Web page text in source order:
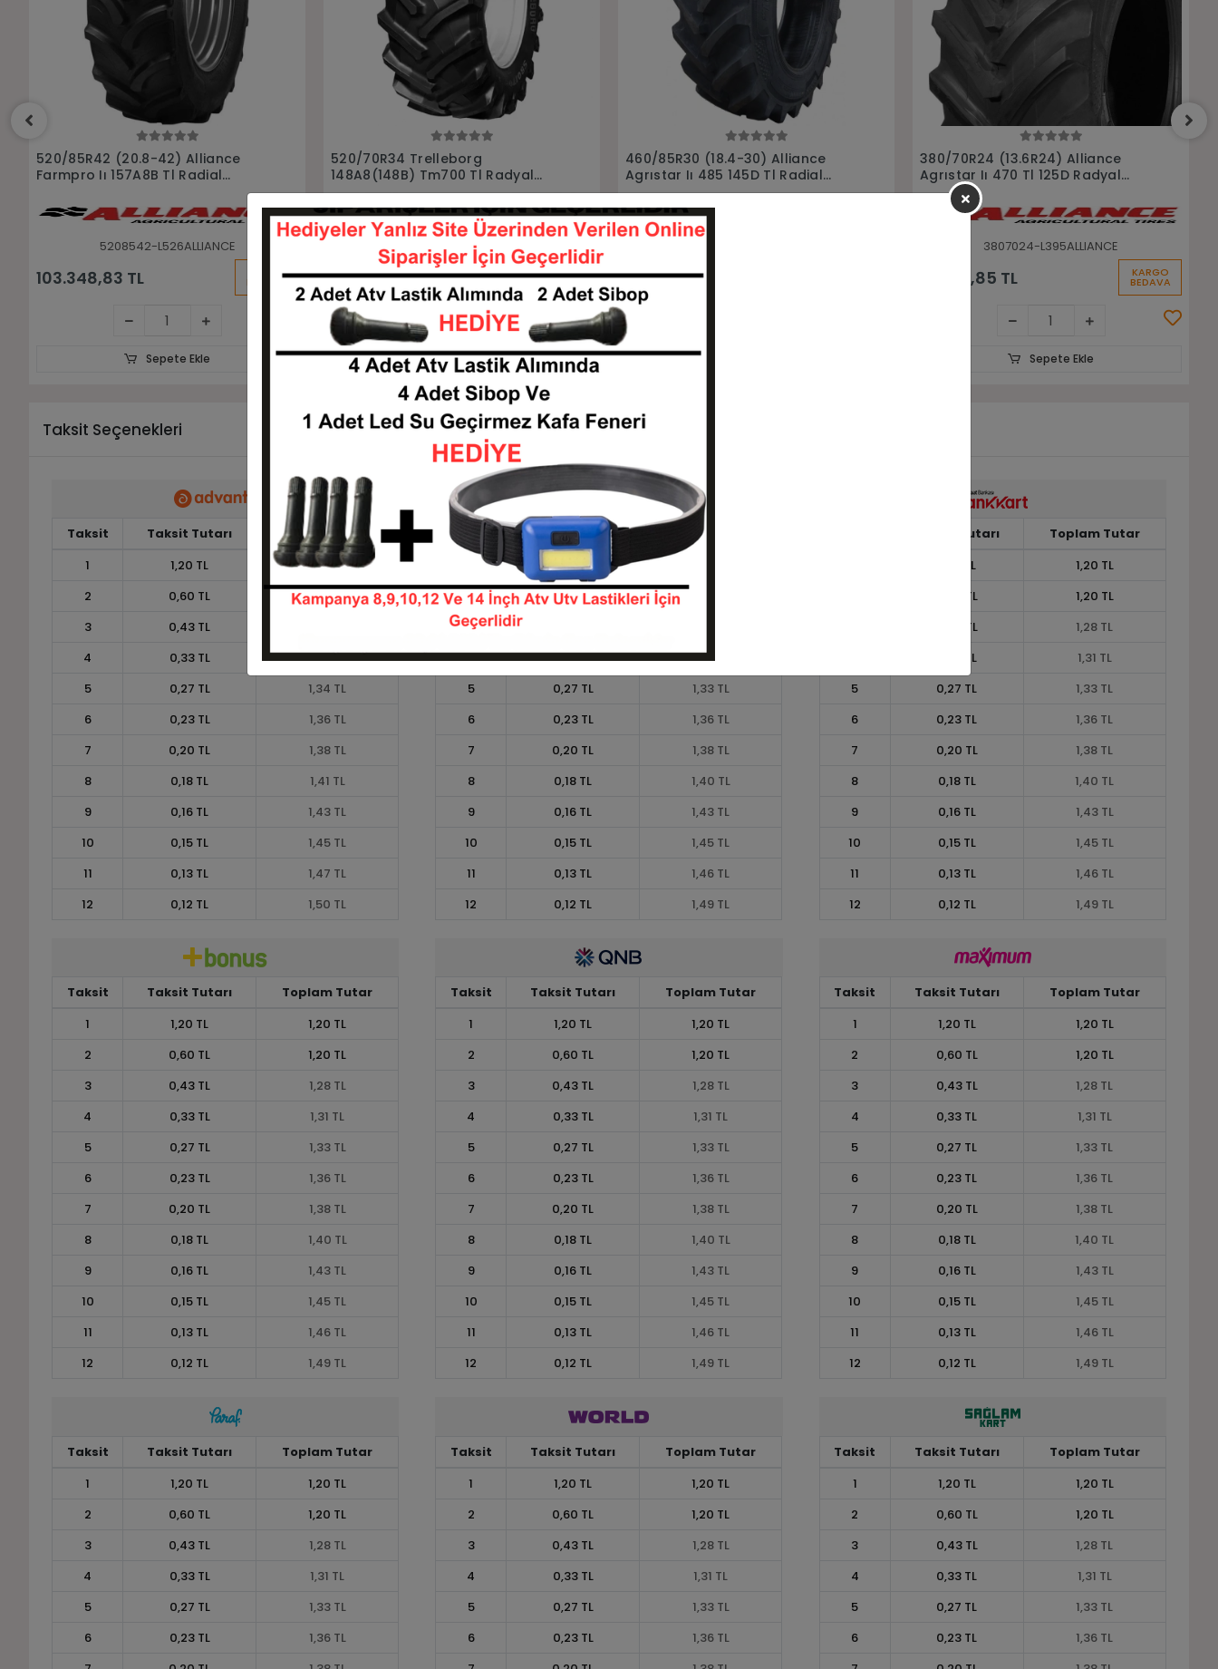
Sepete Ekle
520/70R34 Trelleborg
148A8(148B) Tm700 Tl Radyal
5207034-LTRELLEBORG0052
93.732,00 TL KARGO
BEDAVA
Sepete Ekle
460/85R30 (18.4-30) Alliance
Agrıstar Iı 485 145D Tl Radial
Traktör lastiği
4608530-L468ALLIANCE
65.300,52 TL KARGO
BEDAVA
Sepete Ekle
Sepete Ekle
380/70R24 (13.6R24) Alliance
Agrıstar Iı 470 Tl 125D Radyal
Traktör lastiği
36.021,85 TL
Sepete Ekle
320/70R24 (11.2-24 ) Alliance
Agrıstar Iı 470 Tl 116D Radyal
Traktör Lastiği
3207024-L396ALLIANCE
25.945,51 TL KARGO
BEDAVA
Sepete Ekle
Taksit Seçenekleri
Taksit Taksit Tutarı
Toplam Tutar
1
1,20 TL
1,20 TL
2
0,60 TL
1,20 TL
3
0,43 TL
4
0,33 TL
1,32 TL
5
0,27 TL
1,34 TL
6
0,23 TL
1,36 TL
7
0,20 TL
1,38 TL
8
0,18 TL
1,41 TL
9
0,16 TL
1,43 TL
10
0,15 TL
1,45 TL
11
0,13 TL
1,47 TL
12
0,12 TL 1,50 TL
Taksit Taksit Tutarı
Toplam Tutar
1,20 TL
2
0,60 TL
3
4
0,33 TL
1,31 TL
5
0,27 TL
1,33 TL
6
0,23 TL
1,36 TL
7
0,20 TL
1,38 TL
8
0,18 TL
1,40 TL
9
0,16 TL
1,43 TL
10
0,15 TL
1,45 TL
11
0,13 TL
1,46 TL
12
0,12 TL 1,49 TL
Taksit Tutarı
Toplam Tutar
1,20 TL
1,20 TL
0,60 TL
1,20 TL
0,43 TL
1,28 TL
0,33 TL
1,31 TL
5
0,27 TL
1,33 TL
6
0,23 TL
1,36 TL
7
0,20 TL
1,38 TL
8
0,18 TL
1,40 TL
9
0,16 TL
1,43 TL
10
0,15 TL
1,45 TL
11
0,13 TL
1,46 TL
12
0,12 TL 1,49 TL
Taksit Taksit Tutarı
Toplam Tutar
1
1,20 TL
1,20 TL
2
0,60 TL
1,20 TL
3
0,43 TL
1,28 TL
4
0,33 TL
1,31 TL
5
0,27 TL
1,33 TL
6
0,23 TL
1,36 TL
7
0,20 TL
1,38 TL
8
0,18 TL
1,40 TL
9
0,16 TL
1,43 TL
10
0,15 TL
1,45 TL
11
0,13 TL
1,46 TL
12
0,12 TL 1,49 TL
Taksit Taksit Tutarı
Toplam Tutar
1
1,20 TL
1,20 TL
2
0,60 TL
1,20 TL
3
0,43 TL
1,28 TL
4
0,33 TL
1,31 TL
5
0,27 TL
1,33 TL
6
0,23 TL
1,36 TL
7
0,20 TL
1,38 TL
8
0,18 TL
1,40 TL
9
0,16 TL
1,43 TL
10
0,15 TL
1,45 TL
11
0,13 TL
1,46 TL
12
0,12 TL 1,49 TL
Taksit Taksit Tutarı
Toplam Tutar
1
1,20 TL
1,20 TL
2
0,60 TL
1,20 TL
3
0,43 TL
1,28 TL
4
0,33 TL
1,31 TL
5
0,27 TL
1,33 TL
6
0,23 TL
1,36 TL
7
0,20 TL
1,38 TL
8
0,18 TL
1,40 TL
9
0,16 TL
1,43 TL
10
0,15 TL
1,45 TL
11
0,13 TL
1,46 TL
12
0,12 TL 1,49 TL
Taksit Taksit Tutarı
Toplam Tutar
1
1,20 TL
1,20 TL
2
0,60 TL
1,20 TL
3
0,43 TL
1,28 TL
4
0,33 TL
1,31 TL
5
0,27 TL
1,33 TL
6
0,23 TL
1,36 TL
Taksit Taksit Tutarı
Toplam Tutar
1
1,20 TL
1,20 TL
2
0,60 TL
1,20 TL
3
0,43 TL
1,28 TL
4
0,33 TL
1,31 TL
5
0,27 TL
1,33 TL
6
0,23 TL
1,36 TL
Taksit Taksit Tutarı
Toplam Tutar
1
1,20 TL
1,20 TL
2
0,60 TL
1,20 TL
3
0,43 TL
1,28 TL
4
0,33 TL
1,31 TL
5
0,27 TL
1,33 TL
6
0,23 TL
1,36 TL